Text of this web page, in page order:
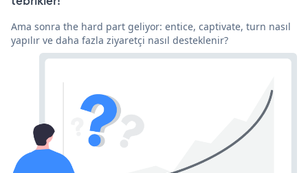
Ama sonra the hard part geliyor: entice, captivate, turn nasıl
yapılır ve daha fazla ziyaretçi nasıl desteklenir?